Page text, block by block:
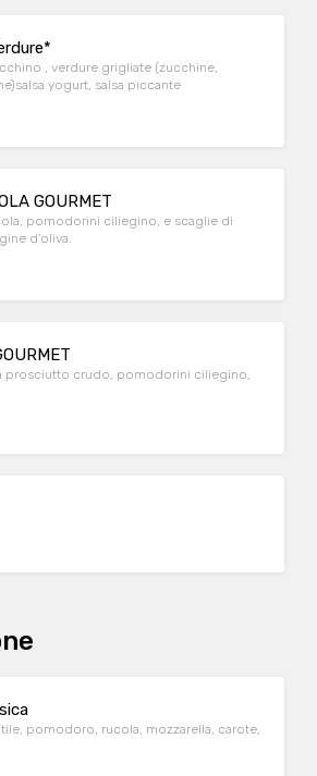
yogurt, salsa piccante
GOURMET
ciliegino, e scaglie di
d'oliva.
prosciutto crudo, pomodorini ciliegino,
pomodoro, rucola, mozzarella, carote,